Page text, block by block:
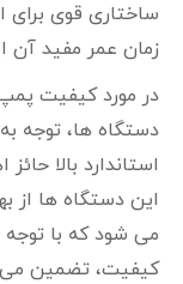
ساختاری قوی برای
زمان عمر مفید آن
در مورد کیفیت
دستگاه‌ ها، توجه
استاندارد بالا
این دستگاه‌ ها از
می شود که با توجه
کیفیت، تضمین می‌